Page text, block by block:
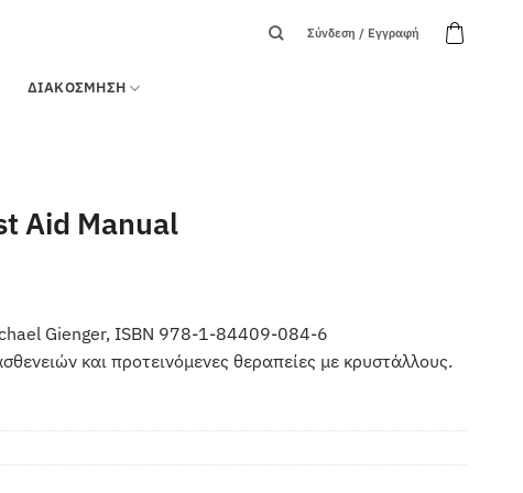
Σύνδεση / Εγγραφή
ΔΙΑΚΟΣΜΗΣΗ
Aid Manual
Gienger, ISBN 978-1-84409-084-6
και προτεινόμενες θεραπείες με κρυστάλλους.